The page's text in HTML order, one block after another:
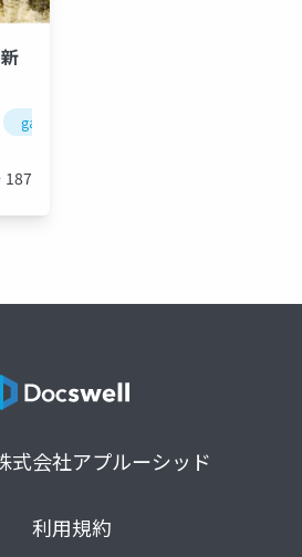
gafam
187
式会社アプルーシッド
利用規約